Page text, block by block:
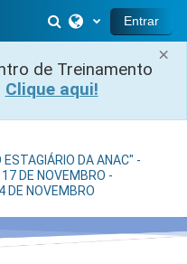
×
de Treinamento
Clique aqui!
Alternar entrada
Entrar
DA ANAC" -
DE NOVEMBRO -
DE NOVEMBRO